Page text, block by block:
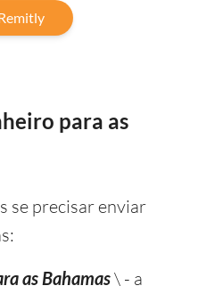
para as
se precisar enviar
as Bahamas\ - a